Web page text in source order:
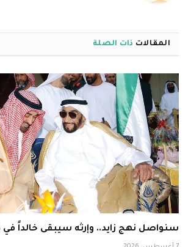
المقالات ذات الصلة
سنواصل نهج زايد.. وإرثه سيبقى خالداً في